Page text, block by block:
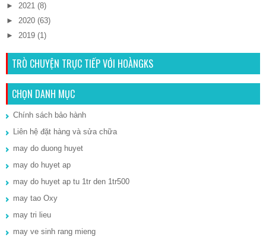
► 2021 (8)
► 2020 (63)
► 2019 (1)
TRÒ CHUYỆN TRỰC TIẾP VỚI HOÀNGKS
CHỌN DANH MỤC
Chính sách bảo hành
Liên hệ đặt hàng và sửa chữa
may do duong huyet
may do huyet ap
may do huyet ap tu 1tr den 1tr500
may tao Oxy
may tri lieu
may ve sinh rang mieng